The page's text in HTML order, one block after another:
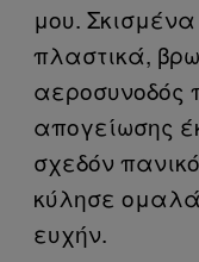
μου.
πλαστικά,
αεροσυνοδός
απογείωσης
σχεδόν
κύλησε
ευχήν.